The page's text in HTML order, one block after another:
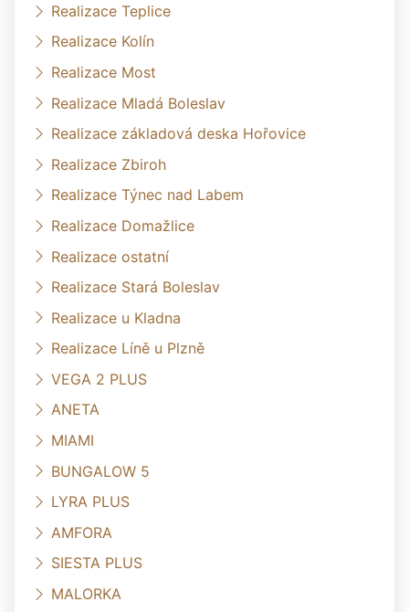
Realizace Teplice
Realizace Kolín
Realizace Most
Realizace Mladá Boleslav
Realizace základová deska Hořovice
Realizace Zbiroh
Realizace Týnec nad Labem
Realizace Domažlice
Realizace ostatní
Realizace Stará Boleslav
Realizace u Kladna
Realizace Líně u Plzně
VEGA 2 PLUS
ANETA
MIAMI
BUNGALOW 5
LYRA PLUS
AMFORA
SIESTA PLUS
MALORKA